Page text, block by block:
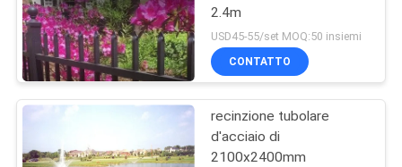
2.4m
USD45-55/set MOQ:50 insiemi
CONTATTO
recinzione tubolare
d'acciaio di
2100x2400mm